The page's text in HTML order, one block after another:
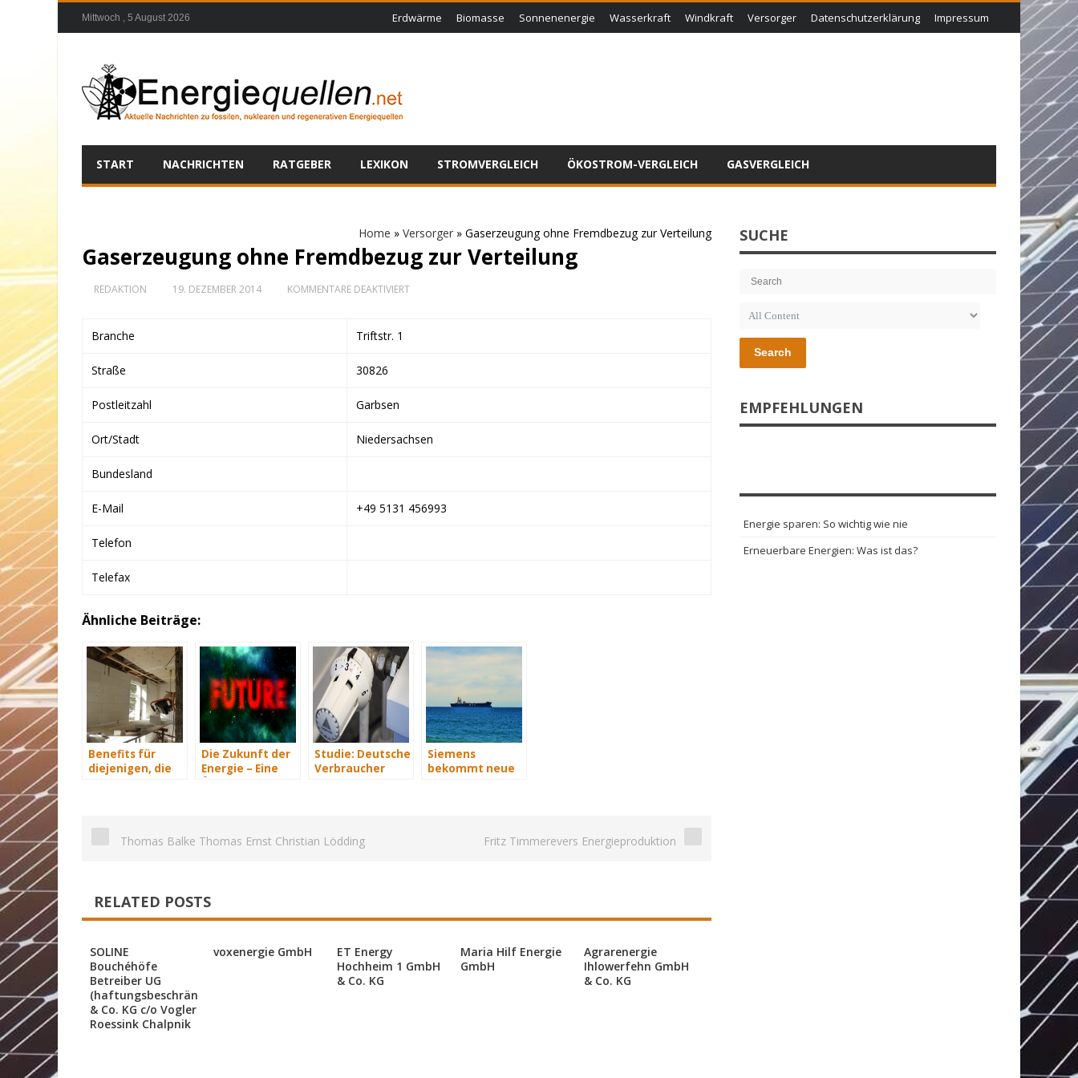
Mittwoch , 5 August 2026 Erdwärme Biomasse Sonnenenergie Wasserkraft Windkraft Versorger Datenschutzerklärung Impressum
START NACHRICHTEN RATGEBER LEXIKON STROMVERGLEICH ÖKOSTROM-VERGLEICH GASVERGLEICH
Home » Versorger » Gaserzeugung ohne Fremdbezug zur Verteilung
Gaserzeugung ohne Fremdbezug zur Verteilung
REDAKTION 19. DEZEMBER 2014 KOMMENTARE DEAKTIVIERTFÜR
Branche Triftstr. 1
Straße 30826
Postleitzahl Garbsen
Ort/Stadt Niedersachsen
Bundesland
E-Mail +49 5131 456993
Telefon
Telefax
Ähnliche Beiträge:
Benefits für
diejenigen, die
Die Zukunft der
Energie – Eine
Studie: Deutsche
Verbraucher
Siemens
bekommt neue
Thomas Balke Thomas Ernst Christian Lödding Fritz Timmerevers Energieproduktion
RELATED POSTS
SOLINE
Bouchéhöfe
Betreiber UG
(haftungsbeschränkt)
& Co. KG c/o Vogler
Roessink Chalpnik
voxenergie GmbH
ET Energy
Hochheim 1 GmbH
& Co. KG
Maria Hilf Energie
GmbH
Agrarenergie
Ihlowerfehn GmbH
& Co. KG
SUCHE
Search
EMPFEHLUNGEN
Energie sparen: So wichtig wie nie
Erneuerbare Energien: Was ist das?